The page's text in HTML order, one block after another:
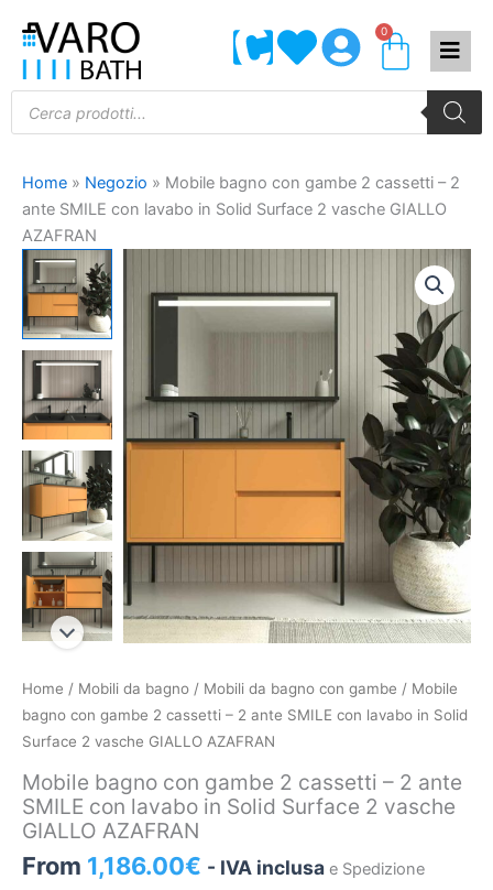
contenuto
0
Products
search
Home » Negozio » Mobile bagno con gambe 2 cassetti – 2
ante SMILE con lavabo in Solid Surface 2 vasche GIALLO
AZAFRAN
Home / Mobili da bagno / Mobili da bagno con gambe / Mobile
bagno con gambe 2 cassetti – 2 ante SMILE con lavabo in Solid
Surface 2 vasche GIALLO AZAFRAN
Mobile bagno con gambe 2 cassetti – 2 ante
SMILE con lavabo in Solid Surface 2 vasche
GIALLO AZAFRAN
From 1,186.00€ - IVA inclusa e Spedizione
Mobile
bagno
con
2
cassetti
2